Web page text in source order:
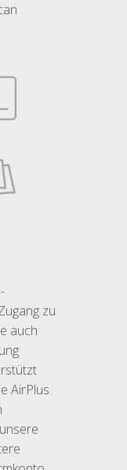
zu
auch
AirPlus.